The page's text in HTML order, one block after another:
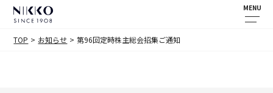
MENU
TOP お知らせ 第96回定時株主総会招集ご通知